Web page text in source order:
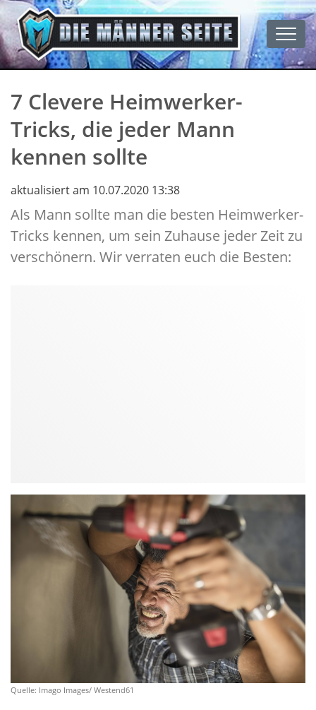
7 Clevere Heimwerker-
Tricks, die jeder Mann
kennen sollte
aktualisiert am 10.07.2020 13:38
Als Mann sollte man die besten Heimwerker-
Tricks kennen, um sein Zuhause jeder Zeit zu
verschönern. Wir verraten euch die Besten:
Quelle: Imago Images/ Westend61